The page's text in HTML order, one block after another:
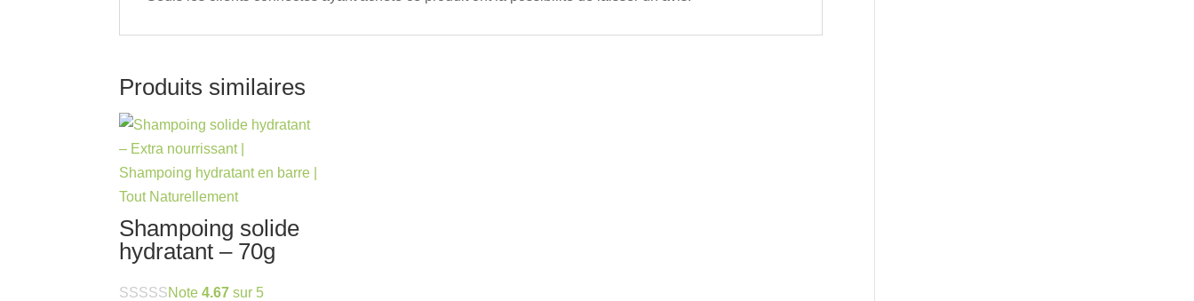
Produits similaires
Shampoing solide
hydratant – 70g
Note4.67 sur 5